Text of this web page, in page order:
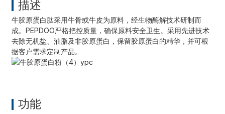
描述
牛胶原蛋白肽采用牛骨或牛皮为原料，经生物酶解技术研制而
成。PEPDOO严格把控质量，确保原料安全卫生。采用先进技术
去除无机盐、油脂及非胶原蛋白，保留胶原蛋白的精华，并可根
据客户需求定制产品。
功能